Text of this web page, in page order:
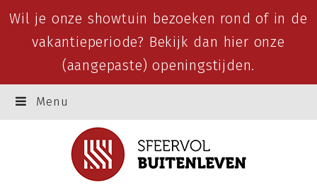
Wil je onze showtuin bezoeken rond of in de
vakantieperiode? Bekijk dan hier onze
(aangepaste) openingstijden.
Menu